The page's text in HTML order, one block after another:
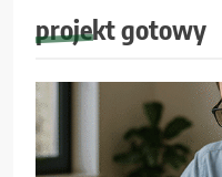
projekt gotowy